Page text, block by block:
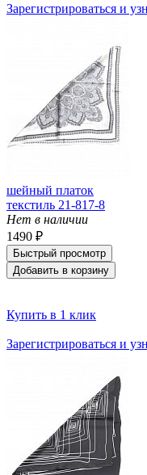
Зарегистрироваться и
шейный платок
текстиль 21-817-8
Нет в наличии
1490 ₽
Быстрый просмотр
Добавить в корзину
Купить в 1 клик
Зарегистрироваться и